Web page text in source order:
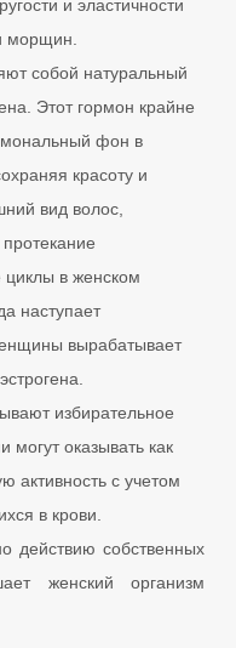
и эластичности
морщин.
собой натуральный
Этот гормон крайне
фон в
красоту и
вид волос,
циклы в женском
наступает
вырабатывает
избирательное
могут оказывать как
активность с учетом
в крови.
действию собственных
женский организм